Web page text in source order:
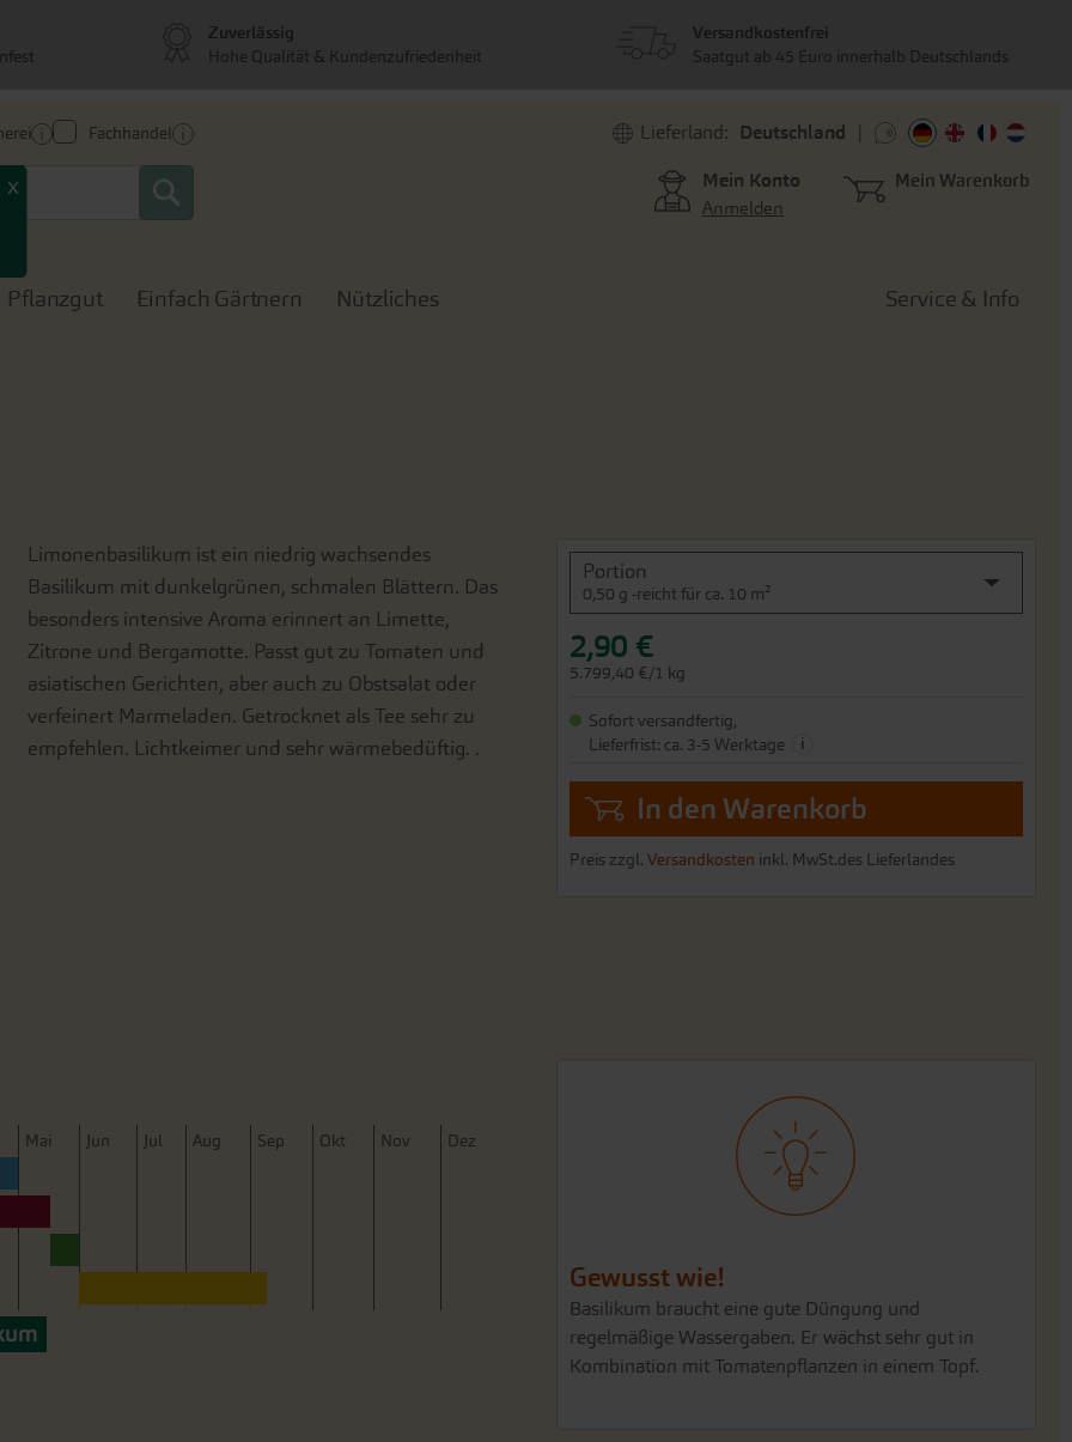
x
Fachhandel
Search
Lieferland: Deutschland
Mein Konto
Anmelden
Mein Warenkorb
Pflanzgut Einfach Gärtnern Nützliches Service & Info
Portion
0,50 g -reicht für ca. 10 m²
2,90 €
5.799,40 €/1 kg
Sofort versandfertig,
Lieferfrist: ca. 3-5 Werktage
i
In den Warenkorb
Preis zzgl. Versandkosten inkl. MwSt.des Lieferlandes
Limonenbasilikum ist ein niedrig wachsendes
Basilikum mit dunkelgrünen, schmalen Blättern. Das
besonders intensive Aroma erinnert an Limette,
Zitrone und Bergamotte. Passt gut zu Tomaten und
asiatischen Gerichten, aber auch zu Obstsalat oder
verfeinert Marmeladen. Getrocknet als Tee sehr zu
empfehlen. Lichtkeimer und sehr wärmebedüftig. .
Mai Jun Jul Aug Sep Okt Nov Dez
Gewusst wie!
Basilikum braucht eine gute Düngung und
regelmäßige Wassergaben. Er wächst sehr gut in
Kombination mit Tomatenpflanzen in einem Topf.
Zuverlässig
Hohe Qualität & Kundenzufriedenheit
Versandkostenfrei
Saatgut ab 45 Euro innerhalb Deutschlands